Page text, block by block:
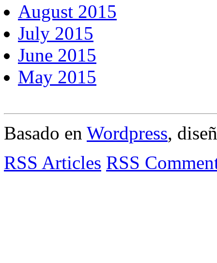
August 2015
July 2015
June 2015
May 2015
Basado en Wordpress,
RSS Articles RSS